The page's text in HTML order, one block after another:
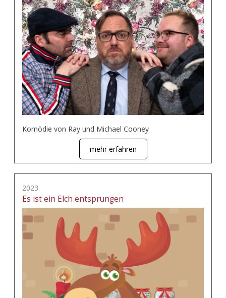
Komödie von Ray und Michael Cooney
mehr erfahren
2023
Es ist ein Elch entsprungen